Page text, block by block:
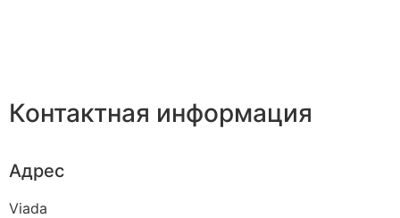
Контактная информация
Адрес
Viada